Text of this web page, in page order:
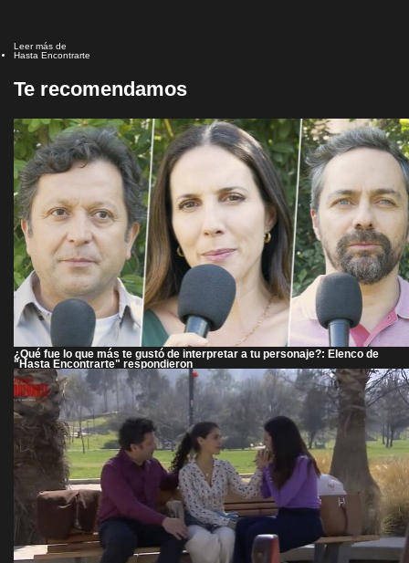
Leer más de
Hasta Encontrarte
Te recomendamos
¿Qué fue lo que más te gustó de interpretar a tu personaje?: Elenco de
"Hasta Encontrarte" respondieron